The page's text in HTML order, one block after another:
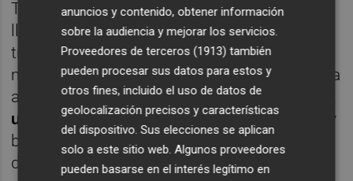
Toral, se ha mostrado cauto. "El Mallorca
lleva de los últimos cuatro partidos en casa
tres victorias y un empate. Cierto es que ha
mejorado mucho sus registros ahora de cara
a final de temporada. Sabemos que
un campo difícil, frente a un equipo con muy
buena dinámica en la últimas jornadas", ha
dicho el asturiano.
anuncios y contenido, obtener información
sobre la audiencia y mejorar los servicios.
Proveedores de terceros (1913) también
pueden procesar sus datos para estos y
otros fines, incluido el uso de datos de
geolocalización precisos y características
del dispositivo. Sus elecciones se aplican
solo a este sitio web. Algunos proveedores
pueden basarse en el interés legítimo en